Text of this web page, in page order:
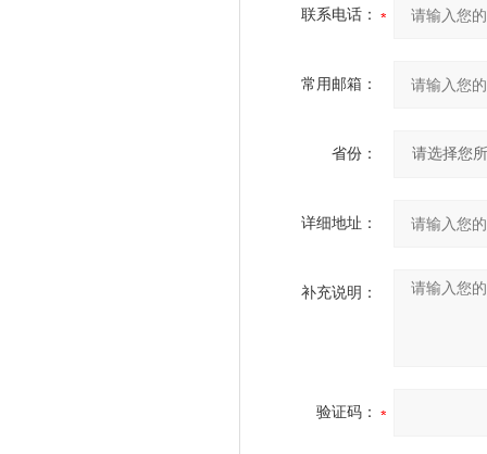
联系电话：
常用邮箱：
省份：
详细地址：
补充说明：
验证码：